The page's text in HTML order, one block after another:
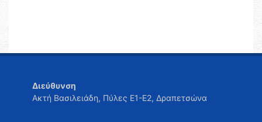
Διεύθυνση
Ακτή Βασιλειάδη, Πύλες Ε1-Ε2, Δραπετσώνα